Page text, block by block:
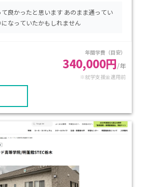
サポートも受けられるため、不登校経
まずは少しずつ通いたい方に特におす
良かったと思います あのまま通ってい
なっていたかもしれません
年間学費（目安）
340,000円/年
※就学支援金適用前